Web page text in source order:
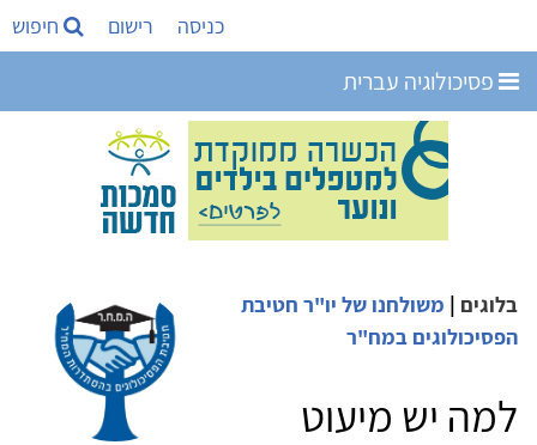
כניסה רישום חיפוש
פסיכולוגיה עברית
בלוגים | משולחנו של יו"ר חטיבת
הפסיכולוגים במח"ר
למה יש מיעוט